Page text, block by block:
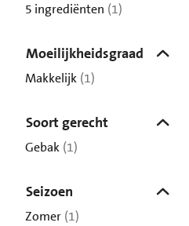
5 ingrediënten (1)
Moeilijkheidsgraad
Makkelijk (1)
Soort gerecht
Gebak (1)
Seizoen
Zomer (1)